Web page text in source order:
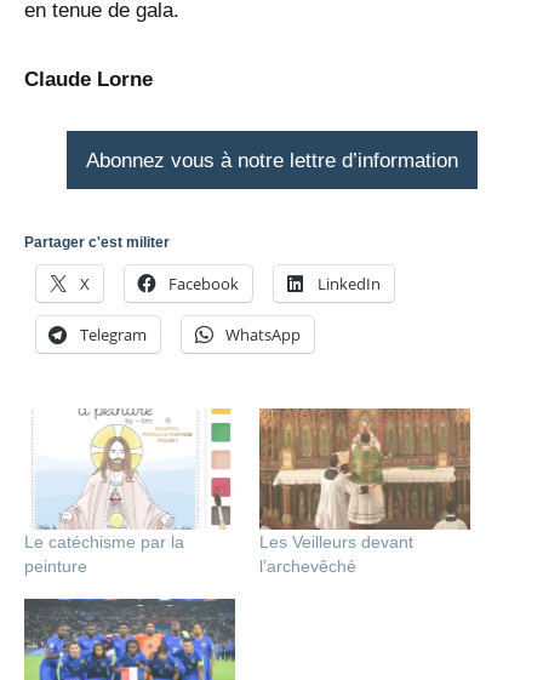
en tenue de gala.
Claude Lorne
Abonnez vous à notre lettre d’information
Partager c'est militer
X Facebook LinkedIn
Telegram WhatsApp
Le catéchisme par la
peinture
Les Veilleurs devant
l’archevêché